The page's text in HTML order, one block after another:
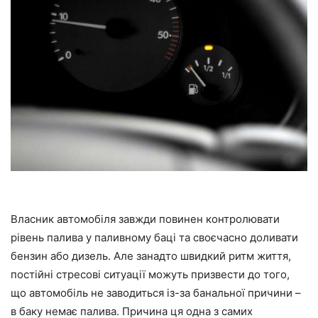
Власник автомобіля завжди повинен контролювати
рівень палива у паливному баці та своєчасно доливати
бензин або дизель. Але занадто швидкий ритм життя,
постійні стресові ситуації можуть призвести до того,
що автомобіль не заводиться із-за банальної причини –
в баку немає палива. Причина ця одна з самих